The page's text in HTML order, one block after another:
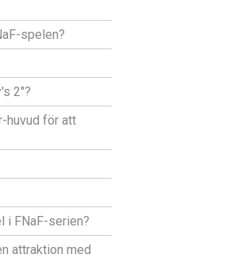
spelen?
2"?
huvud för att
i FNaF-serien?
attraktion med